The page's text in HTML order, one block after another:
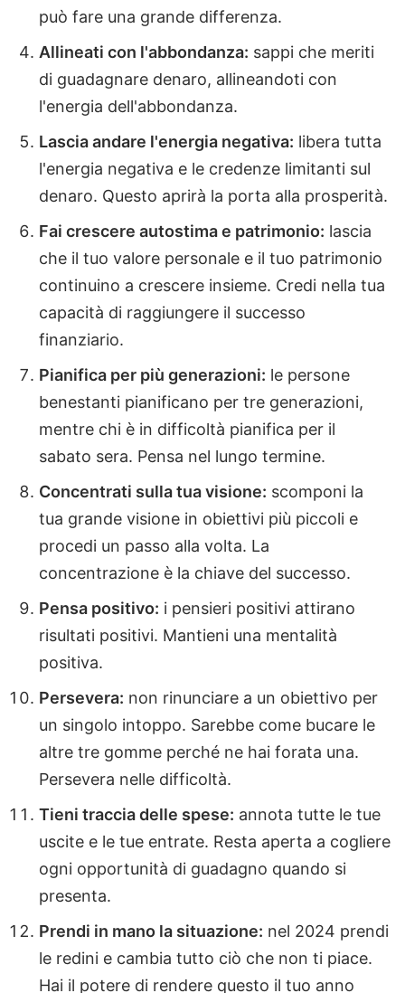
può fare una grande differenza.
Allineati con l'abbondanza: sappi che meriti
di guadagnare denaro, allineandoti con
l'energia dell'abbondanza.
Lascia andare l'energia negativa: libera tutta
l'energia negativa e le credenze limitanti sul
denaro. Questo aprirà la porta alla prosperità.
Fai crescere autostima e patrimonio: lascia
che il tuo valore personale e il tuo patrimonio
continuino a crescere insieme. Credi nella tua
capacità di raggiungere il successo
finanziario.
Pianifica per più generazioni: le persone
benestanti pianificano per tre generazioni,
mentre chi è in difficoltà pianifica per il
sabato sera. Pensa nel lungo termine.
Concentrati sulla tua visione: scomponi la
tua grande visione in obiettivi più piccoli e
procedi un passo alla volta. La
concentrazione è la chiave del successo.
Pensa positivo: i pensieri positivi attirano
risultati positivi. Mantieni una mentalità
positiva.
Persevera: non rinunciare a un obiettivo per
un singolo intoppo. Sarebbe come bucare le
altre tre gomme perché ne hai forata una.
Persevera nelle difficoltà.
Tieni traccia delle spese: annota tutte le tue
uscite e le tue entrate. Resta aperta a cogliere
ogni opportunità di guadagno quando si
presenta.
Prendi in mano la situazione: nel 2024 prendi
le redini e cambia tutto ciò che non ti piace.
Hai il potere di rendere questo il tuo anno